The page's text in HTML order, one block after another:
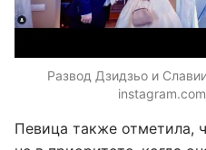
Развод Дзидзьо и
Певица также отметила,